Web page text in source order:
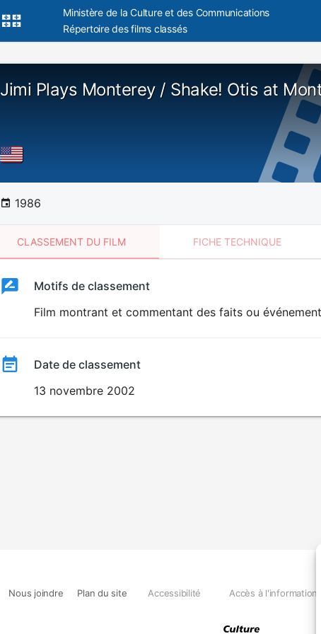
Ministère de la Culture et des Communications
Répertoire des films classés
Jimi Plays Monterey / Shake! Otis at
1986
CLASSEMENT DU FILM FICHE TECHNIQUE
ClassementClassement
Motifs de classement
Film montrant et commentant des faits ou
Date de classement
13 novembre 2002
Nous joindre Plan du site Accessibilité Accès à l'information